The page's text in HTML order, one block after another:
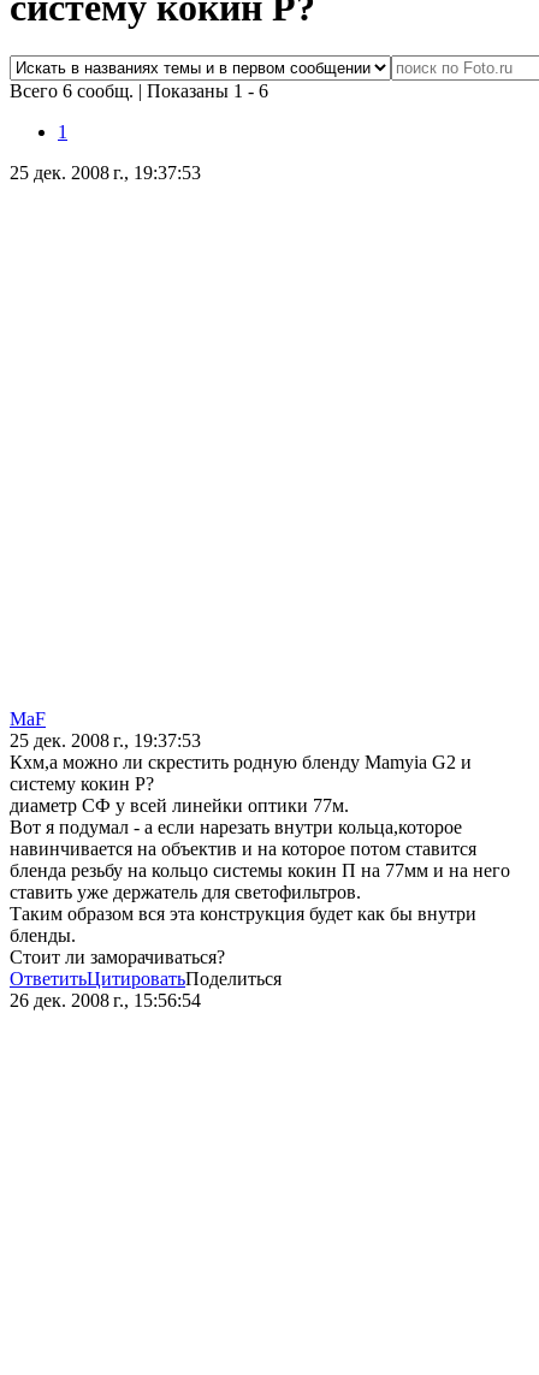
Всего 6 сообщ. | Показаны 1 - 6
1
25 дек. 2008 г., 19:37:53
MaF
25 дек. 2008 г., 19:37:53
Кхм,а можно ли скрестить родную бленду Mamyia G2 и
систему кокин P?
диаметр СФ у всей линейки оптики 77м.
Вот я подумал - а если нарезать внутри кольца,которое
навинчивается на объектив и на которое потом ставится
бленда резьбу на кольцо системы кокин П на 77мм и на него
ставить уже держатель для светофильтров.
Таким образом вся эта конструкция будет как бы внутри
бленды.
Стоит ли заморачиваться?
ОтветитьЦитироватьПоделиться
26 дек. 2008 г., 15:56:54